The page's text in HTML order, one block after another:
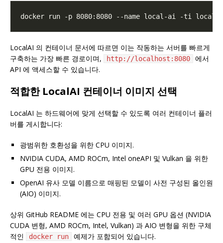
LocalAI 의 컨테이너 문서에 따르면 이는 작동하는 서버를 빠르게
구축하는 가장 빠른 경로이며,
http://localhost:8080
에서
API 에 액세스할 수 있습니다.
적합한 LocalAI 컨테이너 이미지 선택
LocalAI 는 하드웨어에 맞게 선택할 수 있도록 여러 컨테이너 플러
버를 게시합니다:
광범위한 호환성을 위한 CPU 이미지.
NVIDIA CUDA, AMD ROCm, Intel oneAPI 및 Vulkan 을 위한
GPU 전용 이미지.
OpenAI 유사 모델 이름으로 매핑된 모델이 사전 구성된 올인원
(AIO) 이미지.
상위 GitHub README 에는 CPU 전용 및 여러 GPU 옵션 (NVIDIA
CUDA 변형, AMD ROCm, Intel, Vulkan) 과 AIO 변형을 위한 구체
적인
docker run 예제가 포함되어 있습니다.